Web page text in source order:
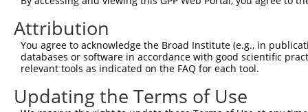
Attribution
You agree to acknowledge the Broad Institute (e.g., in
databases or software in accordance with good scientific
relevant tools as indicated on the FAQ for each tool.
Updating the Terms of Use